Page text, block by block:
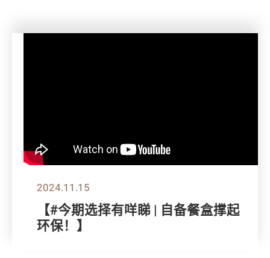
2024.11.15
【#今期选择有咩睇 | 自备餐盒撑起
环保！】